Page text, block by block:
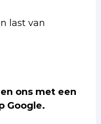
last van
ons met een
Google.